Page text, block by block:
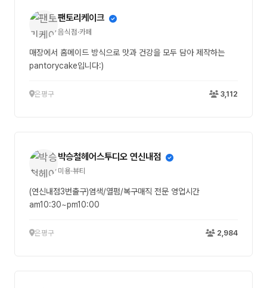
팬토리케이크
음식점·카페
매장에서 홈메이드 방식으로 맛과 건강을 모두 담아 제작하는
pantorycake입니다:)
은평구 3,112
박승철헤어스투디오 연신내점
미용·뷰티
(연신내점3번출구)염색/열펌/복구매직 전문 영업시간
am10:30~pm10:00
은평구 2,984